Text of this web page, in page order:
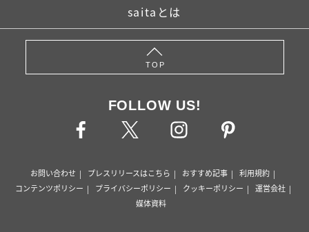
saitaとは
TOP
FOLLOW US!
お問い合わせ プレスリリースはこちら おすすめ記事
利用規約
コンテンツポリシー
プライバシーポリシー クッキーポリシー
運営会社
媒体資料